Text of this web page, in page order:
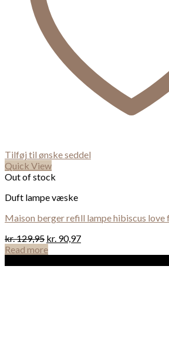
Tilføj til ønske seddel
Quick View
Out of stock
Duft lampe væske
Maison berger refill lampe hibiscus love
kr.129,95 kr. 90,97
Read more